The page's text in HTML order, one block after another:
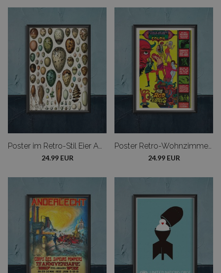
Poster im Retro-Stil Eier Adolphe Millot
24.99 EUR
Poster Retro-Wohnzimmer Acid Eaters
24.99 EUR